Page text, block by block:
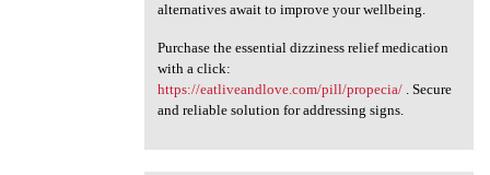
alternatives await to improve your wellbeing.
Purchase the essential dizziness relief medication
with a click:
https://eatliveandlove.com/pill/propecia/. Secure
and reliable solution for addressing signs.